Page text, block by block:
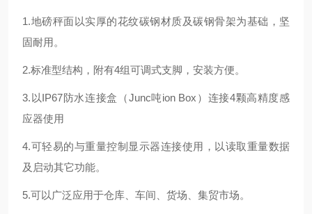
1.地磅秤面以实厚的花纹碳钢材质及碳钢骨架为基础，坚
固耐用。
2.标准型结构，附有4组可调式支脚，安装方便。
3.以IP67防水连接盒（Junc吨ion Box）连接4颗高精度感
应器使用
4.可轻易的与重量控制显示器连接使用，以读取重量数据
及启动其它功能。
5.可以广泛应用于仓库、车间、货场、集贸市场。